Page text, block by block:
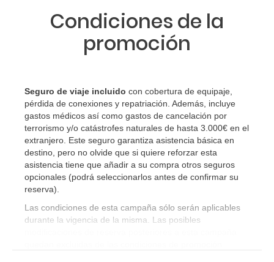
Condiciones de la
promoción
Seguro de viaje incluido con cobertura de equipaje,
pérdida de conexiones y repatriación. Además, incluye
gastos médicos así como gastos de cancelación por
terrorismo y/o catástrofes naturales de hasta 3.000€ en el
extranjero. Este seguro garantiza asistencia básica en
destino, pero no olvide que si quiere reforzar esta
asistencia tiene que añadir a su compra otros seguros
opcionales (podrá seleccionarlos antes de confirmar su
reserva)
Las condiciones de esta campaña sólo serán aplicables
durante la vigencia de la misma. Las posibles